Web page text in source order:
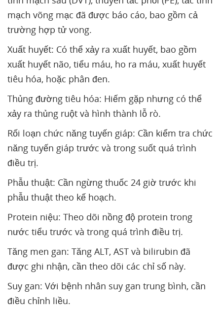
mạch võng mạc đã được báo cáo, bao gồm cả
trường hợp tử vong.
Xuất huyết: Có thể xảy ra xuất huyết, bao gồm
xuất huyết não, tiểu máu, ho ra máu, xuất huyết
tiêu hóa, hoặc phân đen.
Thủng đường tiêu hóa: Hiếm gặp nhưng có thể
xảy ra thủng ruột và hình thành lỗ rò.
Rối loạn chức năng tuyến giáp: Cần kiểm tra chức
năng tuyến giáp trước và trong suốt quá trình
điều trị.
Phẫu thuật: Cần ngừng thuốc 24 giờ trước khi
phẫu thuật theo kế hoạch.
Protein niệu: Theo dõi nồng độ protein trong
nước tiểu trước và trong quá trình điều trị.
Tăng men gan: Tăng ALT, AST và bilirubin đã
được ghi nhận, cần theo dõi các chỉ số này.
Suy gan: Với bệnh nhân suy gan trung bình, cần
điều chỉnh liều.